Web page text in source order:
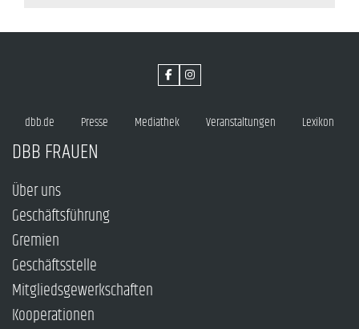
dbb.de Presse Mediathek Veranstaltungen Lexikon
DBB FRAUEN
Über uns
Geschäftsführung
Gremien
Geschäftsstelle
Mitgliedsgewerkschaften
Kooperationen